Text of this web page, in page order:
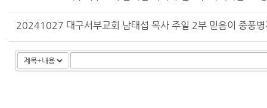
20241027 대구서부교회 남태섭 목사 주일 2부 믿음이 중풍